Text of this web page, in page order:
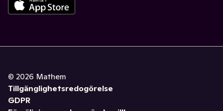
© 2026 Mathem
Tillgänglighetsredogörelse
GDPR